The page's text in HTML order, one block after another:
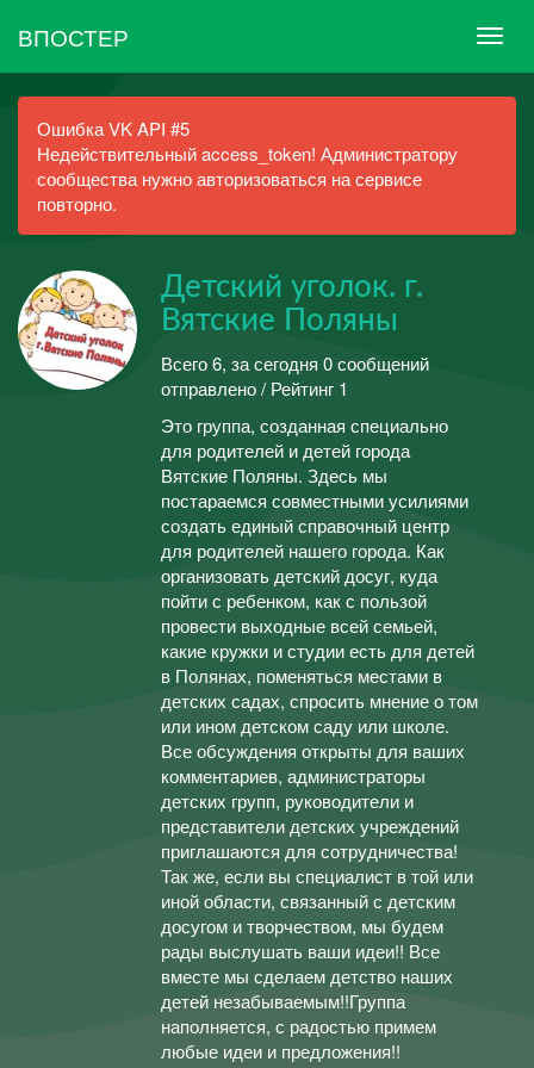
ВПОСТЕР
Ошибка VK API #5
Недействительный access_token! Администратору
сообщества нужно авторизоваться на сервисе
повторно.
Детский уголок. г.
Вятские Поляны
Всего 6, за сегодня 0 сообщений
отправлено / Рейтинг 1
Это группа, созданная специально
для родителей и детей города
Вятские Поляны. Здесь мы
постараемся совместными усилиями
создать единый справочный центр
для родителей нашего города. Как
организовать детский досуг, куда
пойти с ребенком, как с пользой
провести выходные всей семьей,
какие кружки и студии есть для детей
в Полянах, поменяться местами в
детских садах, спросить мнение о том
или ином детском саду или школе.
Все обсуждения открыты для ваших
комментариев, администраторы
детских групп, руководители и
представители детских учреждений
приглашаются для сотрудничества!
Так же, если вы специалист в той или
иной области, связанный с детским
досугом и творчеством, мы будем
рады выслушать ваши идеи!! Все
вместе мы сделаем детство наших
детей незабываемым!!Группа
наполняется, с радостью примем
любые идеи и предложения!!